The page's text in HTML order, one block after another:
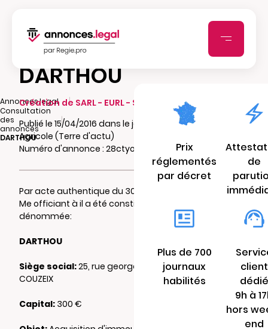
Annonces.legal
|
Consultation
des
annonces
|
DARTHOU
DARTHOU
Création de SARL - EURL - SCI - SCA - SCCV
Publié le 15/04/2016 dans le journal L'Union
Agricole (Terre d'actu)
Numéro d'annonce : 28ctyoexlvv
Par acte authentique du 30/03/2016 reçu par
Me officiant à il a été constitué une
dénommée:
DARTHOU
Siège social:25, rue georges sand 87270
COUZEIX
Capital: 300 €
Prix
réglementés
par décret
de
Plus de 700
journaux
habilités
client
dédié
9h à
hors
end